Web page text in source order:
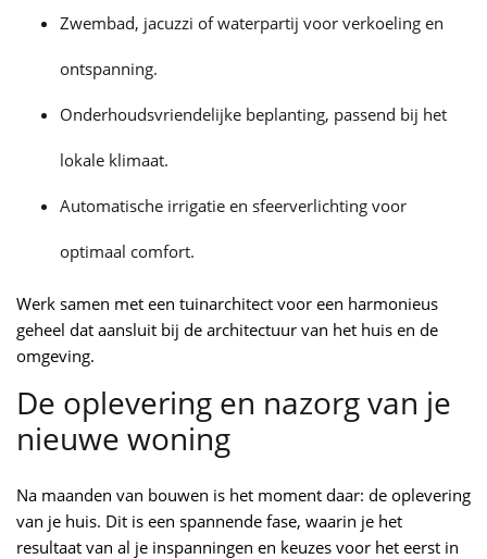
Zwembad, jacuzzi of waterpartij voor verkoeling en
ontspanning.
Onderhoudsvriendelijke beplanting, passend bij het
lokale klimaat.
Automatische irrigatie en sfeerverlichting voor
optimaal comfort.
Werk samen met een tuinarchitect voor een harmonieus
geheel dat aansluit bij de architectuur van het huis en de
omgeving.
De oplevering en nazorg van je
nieuwe woning
Na maanden van bouwen is het moment daar: de oplevering
van je huis. Dit is een spannende fase, waarin je het
resultaat van al je inspanningen en keuzes voor het eerst in